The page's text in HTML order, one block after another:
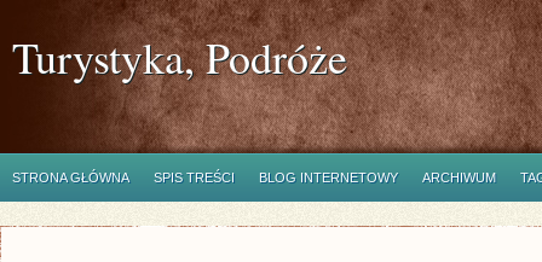
Turystyka, Podróże
STRONA GŁÓWNA SPIS TREŚCI BLOG INTERNETOWY ARCHIWUM